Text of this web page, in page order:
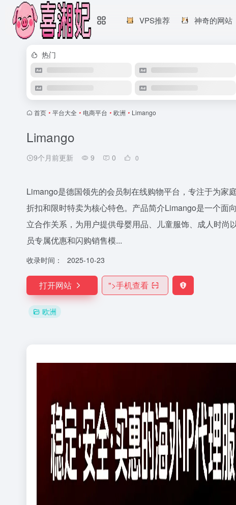
VPS推荐 神奇的网站
热门
首页 • 平台大全 • 电商平台 • 欧洲 • Limango
Limango
9个月前更新 9 0 0
Limango是德国领先的会员制在线购物平台，专注于为家
折扣和限时特卖为核心特色。产品简介Limango是一个面
立合作关系，为用户提供母婴用品、儿童服饰、成人时
员专属优惠和闪购销售模...
收录时间： 2025-10-23
打开网站 ">手机查看
欧洲